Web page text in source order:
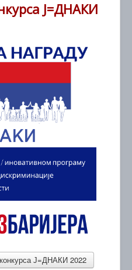
Ј=ДНАКИ
Ј=ДНАКИ 2022